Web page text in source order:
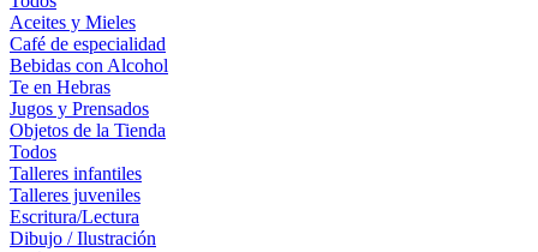
Aceites y Mieles
Café de especialidad
Bebidas con Alcohol
Te en Hebras
Jugos y Prensados
Objetos de la Tienda
Todos
Talleres infantiles
Talleres juveniles
Escritura/Lectura
Dibujo / Ilustración